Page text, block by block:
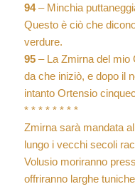
94– Minchia
Questo è ciò che
verdure.
95– La Zmirna del mio
da che iniziò, e dopo il
intanto Ortensio
* * * * * * * *
Zmirna sarà mandata
lungo i vecchi secoli
Volusio moriranno
offriranno larghe